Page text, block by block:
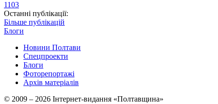
1103
Останні публікації:
Більше публікацій
Блоги
Новини Полтави
Спецпроекти
Блоги
Фоторепортажі
Архів матеріалів
© 2009 – 2026 Інтернет-видання «Полтавщина»